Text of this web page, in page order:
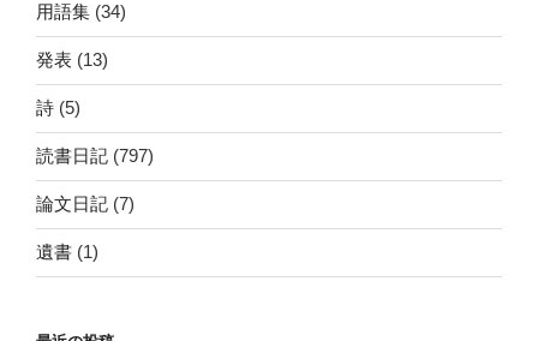
用語集 (34)
発表 (13)
詩 (5)
読書日記 (797)
論文日記 (7)
遺書 (1)